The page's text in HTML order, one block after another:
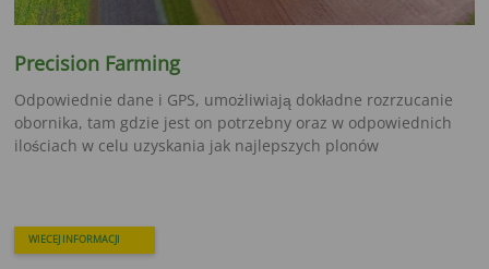
Precision Farming
Odpowiednie dane i GPS, umożliwiają dokładne rozrzucanie
obornika, tam gdzie jest on potrzebny oraz w odpowiednich
ilościach w celu uzyskania jak najlepszych plonów
WIECEJ INFORMACJI